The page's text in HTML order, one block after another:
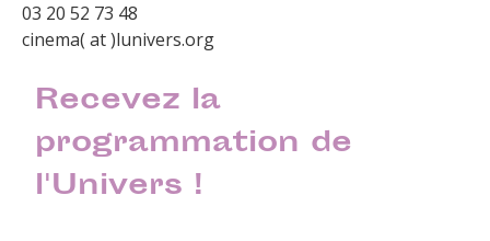
03 20 52 73 48
cinema( at )lunivers.org
Recevez la
programmation de
l'Univers !